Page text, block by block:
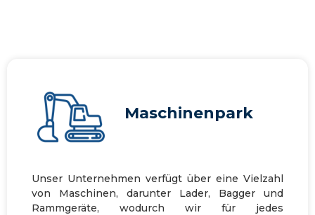
Maschinenpark
Unser Unternehmen verfügt über eine Vielzahl
von Maschinen, darunter Lader, Bagger und
Rammgeräte, wodurch wir für jedes